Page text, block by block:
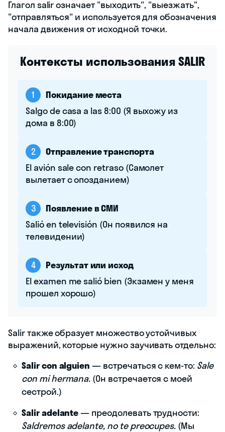
Глагол salir означает "выходить", "выезжать",
"отправляться" и используется для обозначения
начала движения от исходной точки.
Контексты использования SALIR
1
Покидание места
Salgo de casa a las 8:00 (Я выхожу из
дома в 8:00)
2
Отправление транспорта
El avión sale con retraso (Самолет
вылетает с опозданием)
3
Появление в СМИ
Salió en televisión (Он появился на
телевидении)
4
Результат или исход
El examen me salió bien (Экзамен у меня
прошел хорошо)
Salir также образует множество устойчивых
выражений, которые нужно заучивать отдельно:
Salir con alguien — встречаться с кем-то: Sale
con mi hermana. (Он встречается с моей
сестрой.)
Salir adelante— преодолевать трудности:
Saldremos adelante, no te preocupes. (Мы